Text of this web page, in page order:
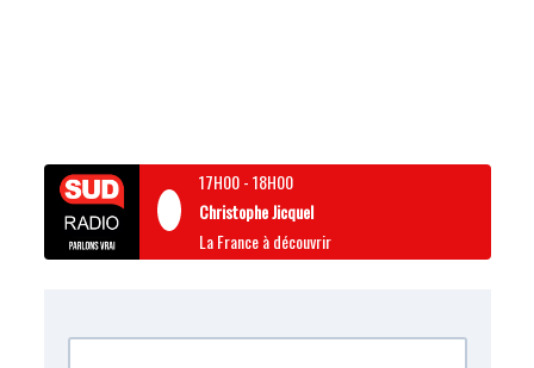
17H00-18H00
Christophe Jicquel
La France à découvrir